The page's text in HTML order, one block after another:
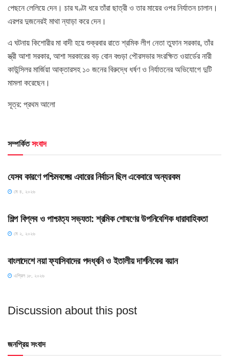
পেছনে লেলিয়ে দেন। চার ঘণ্টা ধরে তাঁরা ছাত্রী ও তার মায়ের ওপর নির্যাতন চালান।
এরপর দুজনেরই মাথা ন্যাড়া করে দেন।
এ ঘটনায় কিশোরীর মা বাদী হয়ে শুক্রবার রাতে শ্রমিক লীগ নেতা তুফান সরকার, তাঁর
স্ত্রী আশা সরকার, আশা সরকারের বড় বোন বগুড়া পৌরসভার সংরক্ষিত ওয়ার্ডের নারী
কাউন্সিলর মার্জিয়া আক্তারসহ ১০ জনের বিরুদ্ধে ধর্ষণ ও নির্যাতনের অভিযোগে দুটি
মামলা করেছেন।
সূত্র: প্রথম আলো
সম্পর্কিতসংবাদ
HOME POST
যেসব কারণে পশ্চিমবঙ্গের এবারের নির্বাচন ছিল একেবারে অন্যরকম
মে ৪, ২০২৬
শিল্প বিপ্লব ও পাশ্চাত্য সভ্যতা: শ্রমিক শোষণের উপনিবেশিক ধারাবাহিকতা
মে ২, ২০২৬
বাংলাদেশে নয়া ফ্যাসিবাদের পদধ্বনি ও ইতালীয় দার্শনিকের বয়ান
এপ্রিল ১৮, ২০২৬
Discussion about this post
জনপ্রিয় সংবাদ